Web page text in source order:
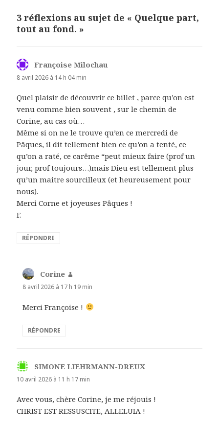
3 réflexions au sujet de « Quelque part,
tout au fond. »
Françoise Milochau
8 avril 2026 à 14 h 04 min
Quel plaisir de découvrir ce billet , parce qu’on est
venu comme bien souvent , sur le chemin de
Corine, au cas où…
Même si on ne le trouve qu’en ce mercredi de
Pâques, il dit tellement bien ce qu’on a tenté, ce
qu’on a raté, ce carême “peut mieux faire (prof un
jour, prof toujours…)mais Dieu est tellement plus
qu’un maitre sourcilleux (et heureusement pour
nous).
Merci Corne et joyeuses Pâques !
F.
RÉPONDRE
Corine
8 avril 2026 à 17 h 19 min
Merci Françoise !
RÉPONDRE
SIMONE LIEHRMANN-DREUX
10 avril 2026 à 11 h 17 min
Avec vous, chère Corine, je me réjouis !
CHRIST EST RESSUSCITE, ALLELUIA !